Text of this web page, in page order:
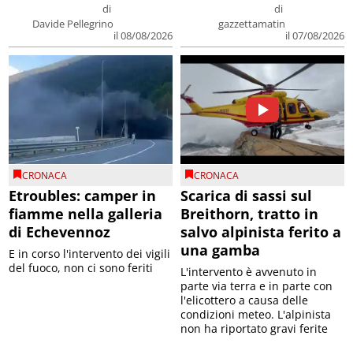
di
Davide Pellegrino
il 08/08/2026
di
gazzettamatin
il 07/08/2026
CRONACA
Etroubles: camper in
fiamme nella galleria
di Echevennoz
E in corso l'intervento dei vigili
del fuoco, non ci sono feriti
CRONACA
Scarica di sassi sul
Breithorn, tratto in
salvo alpinista ferito a
una gamba
L'intervento è avvenuto in
parte via terra e in parte con
l'elicottero a causa delle
condizioni meteo. L'alpinista
non ha riportato gravi ferite